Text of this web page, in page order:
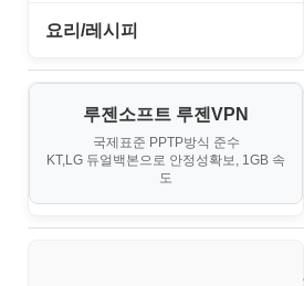
엔탑프로(NTOPPRO)
휴폐업조회
부동산
IV. 클러스터 및 고가용성 (HA)
V. 고급 기능 및 CLI 활용
VI. 장애 조치 (Failover) 심화 시
IT/보안
게임
경제
부동산
요리/레시피
노하우
소스/양념장
루젠소프트 루젠VPN
국제표준 PPTP방식 준수
KT,LG 듀얼백본으로 안정성확보, 1GB 속
도